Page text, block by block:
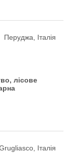
Перуджа, Італія
лісове
Італія